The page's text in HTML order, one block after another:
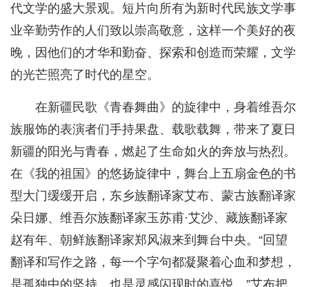
代文学的盛大景观。短片向所有为新时代民族文学事
业辛勤劳作的人们致以崇高敬意，这样一个美好的夜
晚，因他们的才华和勤奋、探索和创造而荣耀，文学
的光芒照亮了时代的星空。
在新疆民歌《青春舞曲》的旋律中，身着维吾尔
族服饰的表演者们手持果盘、载歌载舞，带来了夏日
新疆的阳光与青春，燃起了生命如火的奔放与热烈。
在《我的祖国》的悠扬旋律中，舞台上五扇金色的书
型大门缓缓开启，东乡族翻译家艾布、蒙古族翻译家
朵日娜、维吾尔族翻译家玉苏甫·艾沙、藏族翻译家
赵有年、朝鲜族翻译家郑风淑来到舞台中央。“回望
翻译和写作之路，每一个字句都凝聚着心血和梦想，
是孤独中的坚持，也是灵感闪现时的喜悦。”艾布把